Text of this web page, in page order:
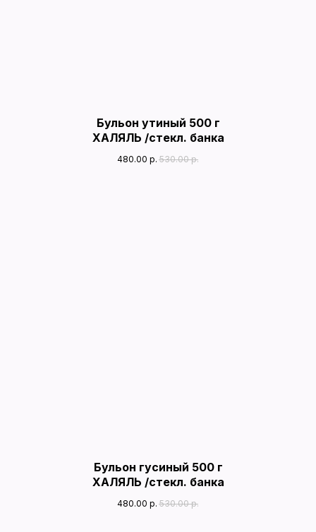
Бульон утиный 500 г
ХАЛЯЛЬ /стекл. банка
480.00 р. 530.00 р.
Бульон гусиный 500 г
ХАЛЯЛЬ /стекл. банка
480.00 р. 530.00 р.